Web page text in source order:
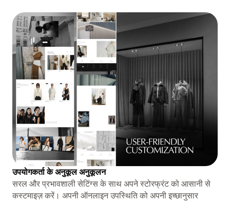
उपयोगकर्ता के अनुकूल अनुकूलन
सरल और प्रभावशाली सेटिंग्स के साथ अपने स्टोरफ्रंट को आसानी से
कस्टमाइज़ करें। अपनी ऑनलाइन उपस्थिति को अपनी इच्छानुसार